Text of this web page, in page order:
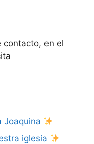
contacto, en el
Joaquina
iglesia